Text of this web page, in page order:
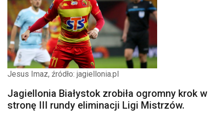
Jesus Imaz, źródło: jagiellonia.pl
Jagiellonia Białystok zrobiła ogromny krok w
stronę III rundy eliminacji Ligi Mistrzów.